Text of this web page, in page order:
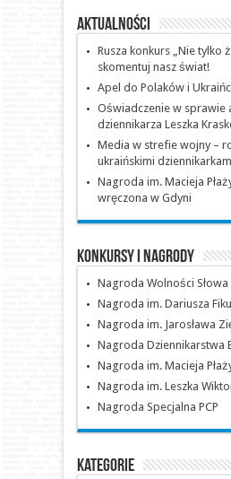
Aktualności
Rusza konkurs „Nie tylko
skomentuj nasz świat!
Apel do Polaków i
Oświadczenie w sprawie
dziennikarza Leszka
Media w strefie wojny –
ukraińskimi
Nagroda im. Macieja
wręczona w Gdyni
Konkursy i nagrody
Nagroda Wolności Słowa
Nagroda im. Dariusza
Nagroda im. Jarosława
Nagroda Dziennikarstwa
Nagroda im. Macieja
Nagroda im. Leszka
Nagroda Specjalna PCP
Kategorie